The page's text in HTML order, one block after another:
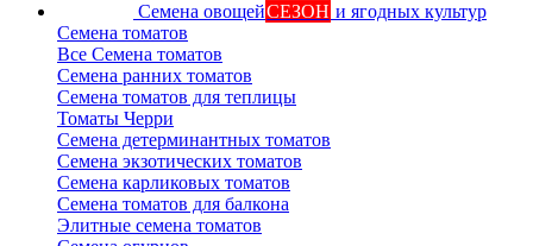
Семена овощейСЕЗОН и ягодных культур
Семена томатов
Все Семена томатов
Семена ранних томатов
Семена томатов для теплицы
Томаты Черри
Семена детерминантных томатов
Семена экзотических томатов
Семена карликовых томатов
Семена томатов для балкона
Элитные семена томатов